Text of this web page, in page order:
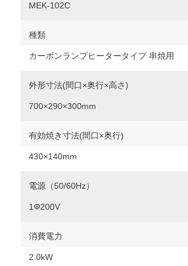
MEK-102C
種類
カーボンランプヒータータイプ 串焼用
外形寸法(間口×奥行×高さ)
700×290×300mm
有効焼き寸法(間口×奥行)
430×140mm
電源（50/60Hz）
1Φ200V
消費電力
2.0kW